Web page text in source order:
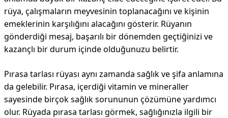
rüya, çalışmaların meyvesinin toplanacağını ve kişinin
emeklerinin karşılığını alacağını gösterir. Rüyanın
gönderdiği mesaj, başarılı bir dönemden geçtiğinizi ve
kazançlı bir durum içinde olduğunuzu belirtir.
Pırasa tarlası rüyası aynı zamanda sağlık ve şifa anlamına
da gelebilir. Pırasa, içerdiği vitamin ve mineraller
sayesinde birçok sağlık sorununun çözümüne yardımcı
olur. Rüyada pırasa tarlası görmek, sağlığınızla ilgili bir